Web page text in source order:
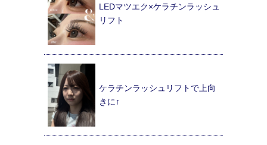
LEDマツエク×ケラチンラッシュ
リフト
ケラチンラッシュリフトで上向
きに↑